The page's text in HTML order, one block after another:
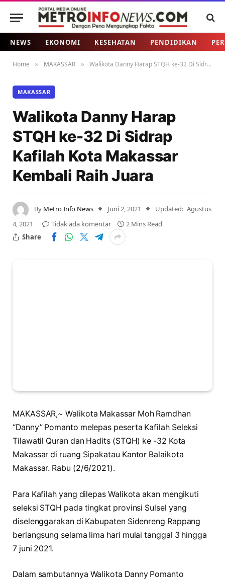
NEWS EKONOMI KESEHATAN PENDIDIKAN
Home » MAKASSAR » Walikota Danny Harap STQH ke-32 Di Sidrap Kafilah Kota Makassar Kembali Raih Juara
MAKASSAR
Walikota Danny Harap
STQH ke-32 Di Sidrap
Kafilah Kota Makassar
Kembali Raih Juara
By Metro Info News Juni 2, 2021 Updated: Agustus
4, 2021
Tidak ada komentar
2 Mins Read
Share
MAKASSAR,~ Walikota Makassar Moh Ramdhan
“Danny” Pomanto melepas peserta Kafilah Seleksi
Tilawatil Quran dan Hadits (STQH) ke -32 Kota
Makassar di ruang Sipakatau Kantor Balaikota
Makassar. Rabu (2/6/2021).
Para Kafilah yang dilepas Walikota akan mengikuti
seleksi STQH pada tingkat provinsi Sulsel yang
diselenggarakan di Kabupaten Sidenreng Rappang
berlangsung selama lima hari mulai tanggal 3 hingga
7 juni 2021.
Dalam sambutannya Walikota Danny Pomanto